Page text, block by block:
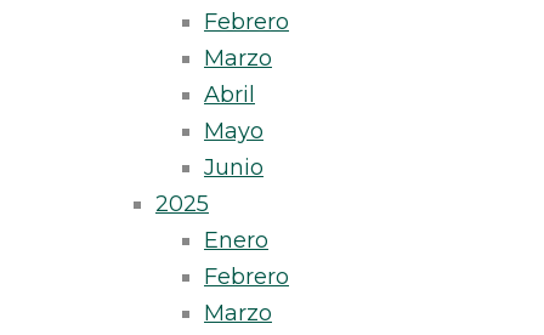
Febrero
Marzo
Abril
Mayo
Junio
2025
Enero
Febrero
Marzo